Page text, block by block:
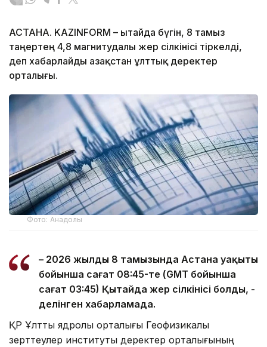
АСТАНА. KAZINFORM – Қытайда бүгін, 8 тамыз
таңертең 4,8 магнитудалы жер сілкінісі тіркелді,
деп хабарлайды Қазақстан ұлттық деректер
орталығы.
Фото: Анадолы
– 2026 жылдың 8 тамызында Астана уақыты
бойынша сағат 08:45-те (GMT бойынша
сағат 03:45) Қытайда жер сілкінісі болды, -
делінген хабарламада.
ҚР Ұлттық ядролық орталығы Геофизикалық
зерттеулер институты деректер орталығының